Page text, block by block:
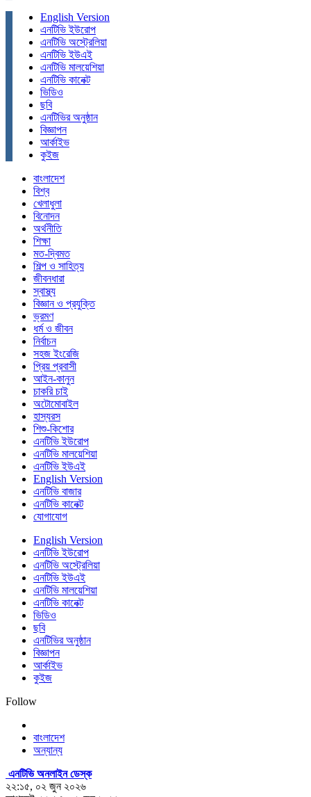
English Version
এনটিভি ইউরোপ
এনটিভি অস্ট্রেলিয়া
এনটিভি ইউএই
এনটিভি মালয়েশিয়া
এনটিভি কানেক্ট
ভিডিও
ছবি
এনটিভির অনুষ্ঠান
বিজ্ঞাপন
আর্কাইভ
কুইজ
বাংলাদেশ
বিশ্ব
খেলাধুলা
বিনোদন
অর্থনীতি
শিক্ষা
মত-দ্বিমত
শিল্প ও সাহিত্য
জীবনধারা
স্বাস্থ্য
বিজ্ঞান ও প্রযুক্তি
ভ্রমণ
ধর্ম ও জীবন
নির্বাচন
সহজ ইংরেজি
প্রিয় প্রবাসী
আইন-কানুন
চাকরি চাই
অটোমোবাইল
হাস্যরস
শিশু-কিশোর
এনটিভি ইউরোপ
এনটিভি মালয়েশিয়া
এনটিভি ইউএই
English Version
এনটিভি বাজার
এনটিভি কানেক্ট
যোগাযোগ
English Version
এনটিভি ইউরোপ
এনটিভি অস্ট্রেলিয়া
এনটিভি ইউএই
এনটিভি মালয়েশিয়া
এনটিভি কানেক্ট
ভিডিও
ছবি
এনটিভির অনুষ্ঠান
বিজ্ঞাপন
আর্কাইভ
কুইজ
Follow
বাংলাদেশ
অন্যান্য
এনটিভি অনলাইন ডেস্ক
২২:১৫, ০২ জুন ২০২৬